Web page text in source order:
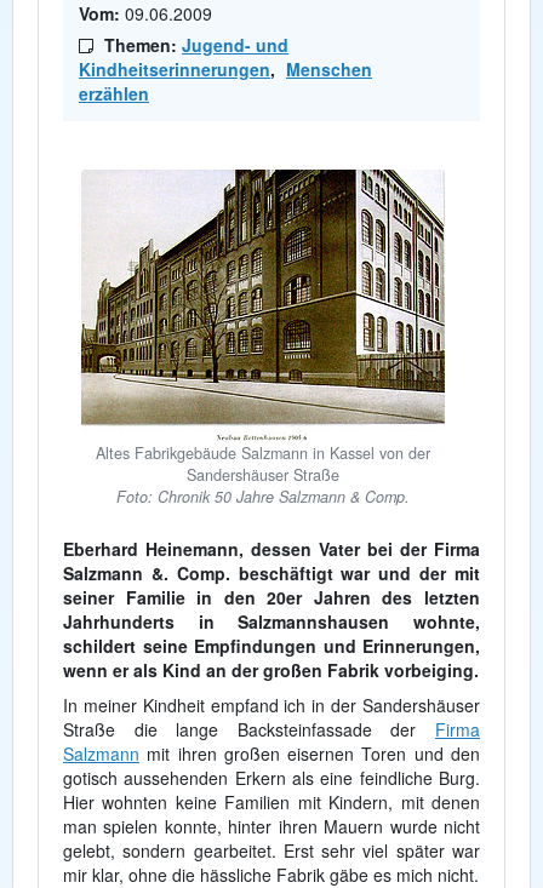
Vom: 09.06.2009
Themen: Jugend- und
Kindheitserinnerungen, Menschen
erzählen
Altes Fabrikgebäude Salzmann in Kassel von der
Sandershäuser Straße
Foto: Chronik 50 Jahre Salzmann & Comp.
Eberhard Heinemann, dessen Vater bei der Firma
Salzmann &. Comp. beschäftigt war und der mit
seiner Familie in den 20er Jahren des letzten
Jahrhunderts in Salzmannshausen wohnte,
schildert seine Empfindungen und Erinnerungen,
wenn er als Kind an der großen Fabrik vorbeiging.
In meiner Kindheit empfand ich in der Sandershäuser
Straße die lange Backsteinfassade der Firma
Salzmann mit ihren großen eisernen Toren und den
gotisch aussehenden Erkern als eine feindliche Burg.
Hier wohnten keine Familien mit Kindern, mit denen
man spielen konnte, hinter ihren Mauern wurde nicht
gelebt, sondern gearbeitet. Erst sehr viel später war
mir klar, ohne die hässliche Fabrik gäbe es mich nicht.